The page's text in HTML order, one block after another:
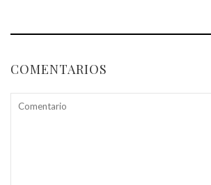
COMENTARIOS